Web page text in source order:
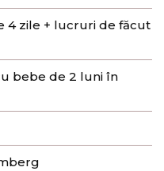
4 zile + lucruri de făcut
bebe de 2 luni în